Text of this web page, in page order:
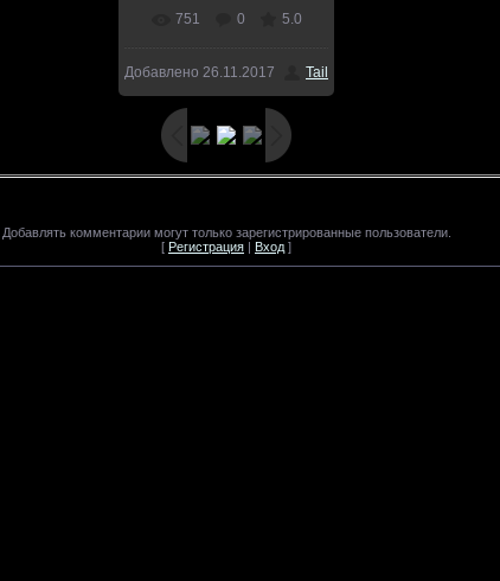
751 0 5.0
Добавлено 26.11.2017 Tail
Добавлять комментарии могут только зарегистрированные пользователи.
[ Регистрация Вход]